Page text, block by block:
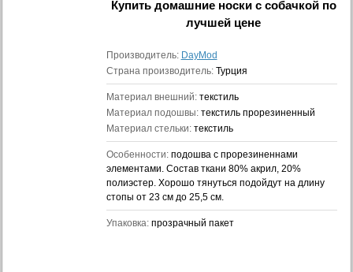
Купить домашние носки с собачкойпо
лучшей цене
Производитель: DayMod
Страна производитель: Турция
Материал внешний: текстиль
Материал подошвы: текстиль прорезиненный
Материал стельки: текстиль
Особенности: подошва с прорезиненнами
элементами. Состав ткани 80% акрил, 20%
полиэстер. Хорошо тянуться подойдут на длину
стопы от 23 см до 25,5 см.
Упаковка: прозрачный пакет